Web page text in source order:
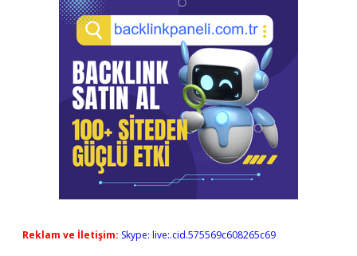
Reklam ve İletişim: Skype: live:.cid.575569c608265c69